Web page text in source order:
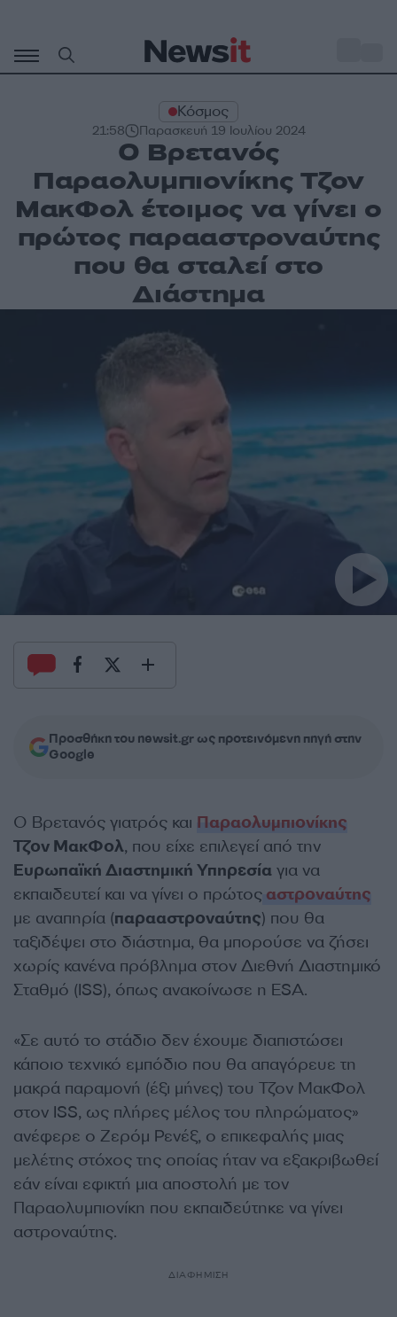
περιεχόμενο
Κόσμος
21:58 Παρασκευή 19 Ιουλίου 2024
Ο Βρετανός
Παραολυμπιονίκης Τζον
ΜακΦολ έτοιμος να γίνει ο
πρώτος παρααστροναύτης
που θα σταλεί στο
Διάστημα
Προσθήκη του newsit.gr ως προτεινόμενη πηγή στην
Google
Ο Βρετανός γιατρός και Παραολυμπιονίκης
Τζον ΜακΦολ, που είχε επιλεγεί από την
Ευρωπαϊκή Διαστημική Υπηρεσία για να
εκπαιδευτεί και να γίνει ο πρώτος αστροναύτης
με αναπηρία (παρααστροναύτης) που θα
ταξιδέψει στο διάστημα, θα μπορούσε να ζήσει
χωρίς κανένα πρόβλημα στον Διεθνή Διαστημικό
Σταθμό (ISS), όπως ανακοίνωσε η ESA.
«Σε αυτό το στάδιο δεν έχουμε διαπιστώσει
κάποιο τεχνικό εμπόδιο που θα απαγόρευε τη
μακρά παραμονή (έξι μήνες) του Τζον ΜακΦολ
στον ISS, ως πλήρες μέλος του πληρώματος»
ανέφερε ο Ζερόμ Ρενέξ, ο επικεφαλής μιας
μελέτης στόχος της οποίας ήταν να εξακριβωθεί
εάν είναι εφικτή μια αποστολή με τον
Παραολυμπιονίκη που εκπαιδεύτηκε να γίνει
αστροναύτης.
ΔΙΑΦΗΜΙΣΗ